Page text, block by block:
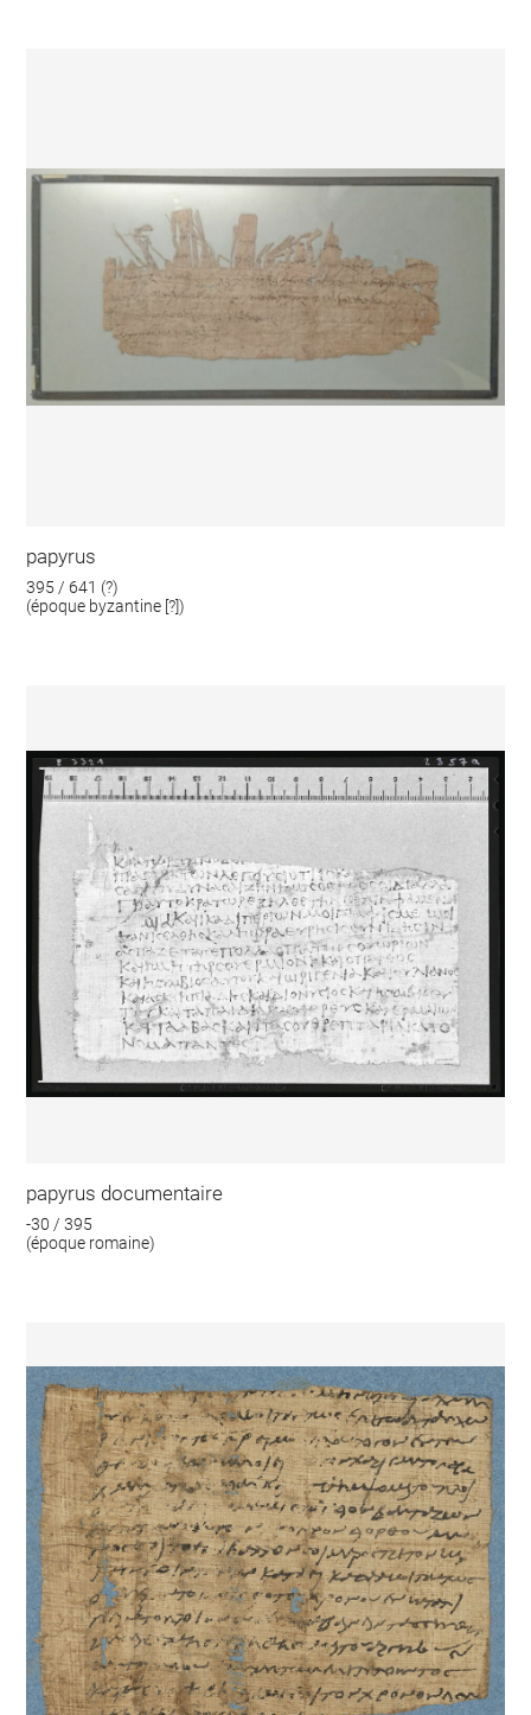
papyrus
395 / 641 (?)
(époque byzantine [?])
papyrus documentaire
-30 / 395
(époque romaine)